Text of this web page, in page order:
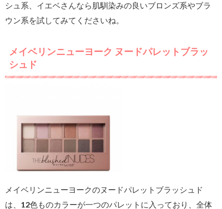
シュ系、イエベさんなら肌馴染みの良いブロンズ系やブラ
ウン系を試してみてくださいね。
メイベリンニューヨーク ヌードパレットブラッ
シュド
メイベリンニューヨークのヌードパレットブラッシュド
は、12色ものカラーが一つのパレットに入っており、全体